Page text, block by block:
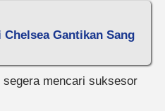
Gantikan Sang
mencari suksesor